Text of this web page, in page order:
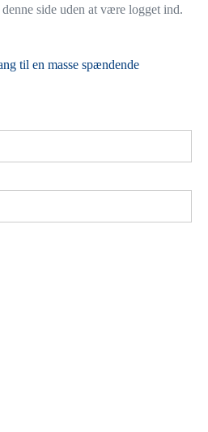
side uden at være logget ind.
til en masse spændende